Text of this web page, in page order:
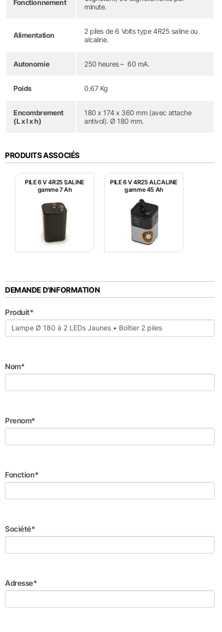
Fonctionnement
minute.
Alimentation
2 piles de 6 Volts type 4R25 saline ou
alcaline.
Autonomie 250 heures – 60 mA.
Poids 0.67 Kg
Encombrement
(L x l x h)
180 x 174 x 360 mm (avec attache
antivol). Ø 180 mm.
PRODUITS ASSOCIÉS
PILE 6 V 4R25 SALINE
gamme 7 Ah
PILE 6 V 4R25 ALCALINE
gamme 45 Ah
DEMANDE D'INFORMATION
Produit*
Nom*
Prenom*
Fonction*
Société*
Adresse*